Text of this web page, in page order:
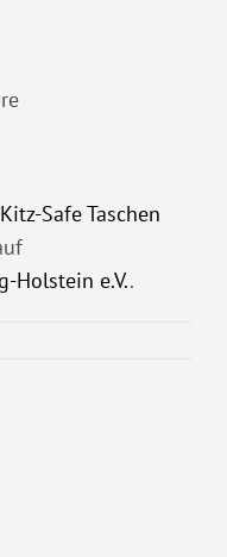
Safe Taschen
Holstein e.V..